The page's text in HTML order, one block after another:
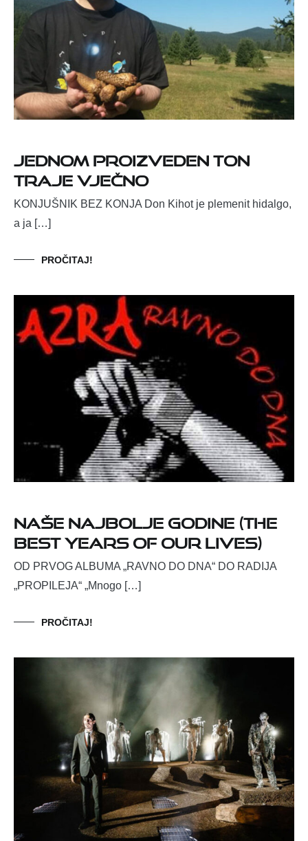
Jednom proizveden ton
traje vječno
KONJUŠNIK BEZ KONJA Don Kihot je plemenit hidalgo,
a ja […]
PROČITAJ!
Naše najbolje godine (The
best years of our lives)
OD PRVOG ALBUMA „RAVNO DO DNA“ DO RADIJA
„PROPILEJA“ „Mnogo […]
PROČITAJ!